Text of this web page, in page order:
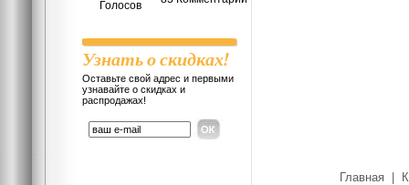
Голосов
Узнать о скидках!
Оставьте свой адрес и первыми
узнавайте о скидках и
распродажах!
Главная